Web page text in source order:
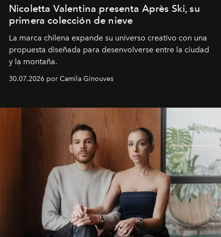
Nicoletta Valentina presenta Après Ski, su
primera colección de nieve
La marca chilena expande su universo creativo con una
propuesta diseñada para desenvolverse entre la ciudad
y la montaña.
30.07.2026 por Camila Ginouves